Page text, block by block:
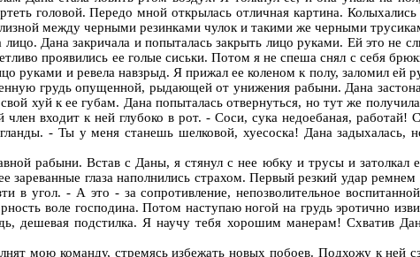
головой. Передо мной открылась отличная картина.
между черными резинками чулок и такими же черными
Дана закричала и попыталась закрыть лицо руками. Ей это
проявились ее голые сиськи. Потом я не спеша снял с себя
руками и ревела навзрыд. Я прижал ее коленом к полу, заломил ей
грудь опущенной, рыдающей от унижения рабыни. Дана
хуй к ее губам. Дана попыталась отвернуться, но тут же
входит к ней глубоко в рот. - Соси, сука недоебаная,
- Ты у меня станешь шелковой, хуесоска! Дана задыхалась,
рабыни. Встав с Даны, я стянул с нее юбку и трусы и
глаза наполнились страхом. Первый резкий удар
в угол. - А это - за сопротивление, непозволительное
воле господина. Потом наступаю ногой на грудь эротично
дешевая подстилка. Я научу тебя хорошим манерам! Схватив
мою команду, стремясь избежать новых побоев. Подхожу к ней